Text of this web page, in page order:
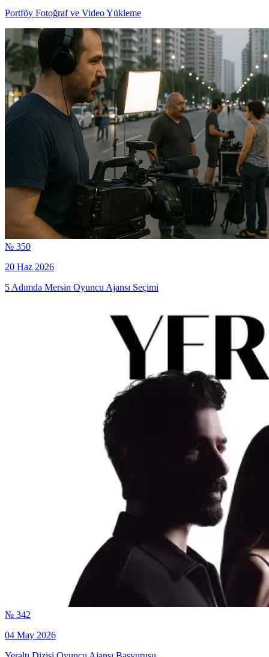
Portföy Fotoğraf ve Video Yükleme
№ 350
20 Haz 2026
5 Adımda Mersin Oyuncu Ajansı Seçimi
№ 342
04 May 2026